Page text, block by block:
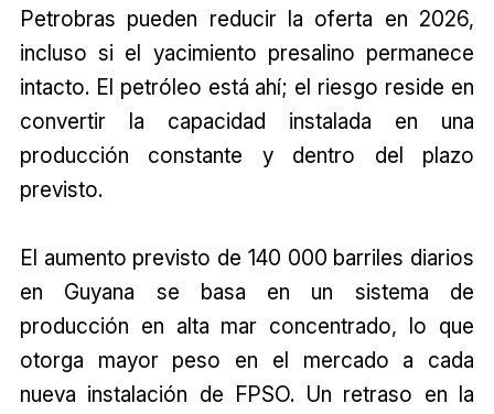
Petrobras pueden reducir la oferta en 2026,
incluso si el yacimiento presalino permanece
intacto. El petróleo está ahí; el riesgo reside en
convertir la capacidad instalada en una
producción constante y dentro del plazo
previsto.
El aumento previsto de 140 000 barriles diarios
en Guyana se basa en un sistema de
producción en alta mar concentrado, lo que
otorga mayor peso en el mercado a cada
nueva instalación de FPSO. Un retraso en la